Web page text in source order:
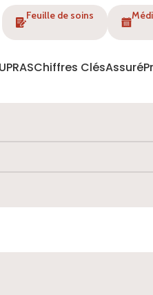
Feuille de soins
Chiffres ClésAssuré